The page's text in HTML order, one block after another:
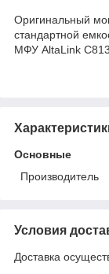
Оригинальный
стандартной
МФУ AltaLink
Основные
Производитель
Условия
Доставка